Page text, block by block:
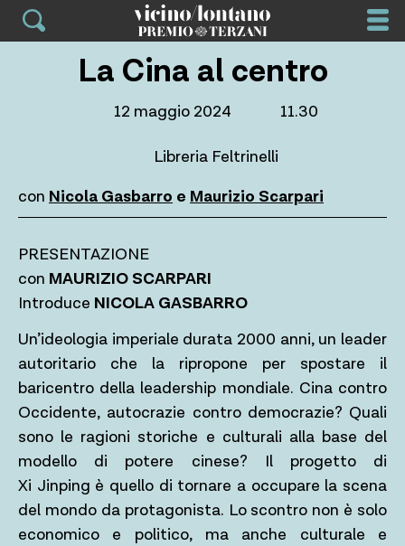
Skip
La Cina al centro
12 maggio 2024 11.30
Libreria Feltrinelli
con Nicola Gasbarro e Maurizio Scarpari
PRESENTAZIONE
con MAURIZIO SCARPARI
Introduce NICOLA GASBARRO
Un’ideologia imperiale durata 2000 anni, un leader
autoritario che la ripropone per spostare il
baricentro della leadership mondiale. Cina contro
Occidente, autocrazie contro democrazie? Quali
sono le ragioni storiche e culturali alla base del
modello di potere cinese? Il progetto di
Xi Jinping è quello di tornare a occupare la scena
del mondo da protagonista. Lo scontro non è solo
economico e politico, ma anche culturale e